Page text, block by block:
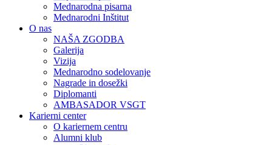
Mednarodna pisarna
Mednarodni Inštitut
O nas
NAŠA ZGODBA
Galerija
Vizija
Mednarodno sodelovanje
Nagrade in dosežki
Diplomanti
AMBASADOR VSGT
Karierni center
O kariernem centru
Alumni klub